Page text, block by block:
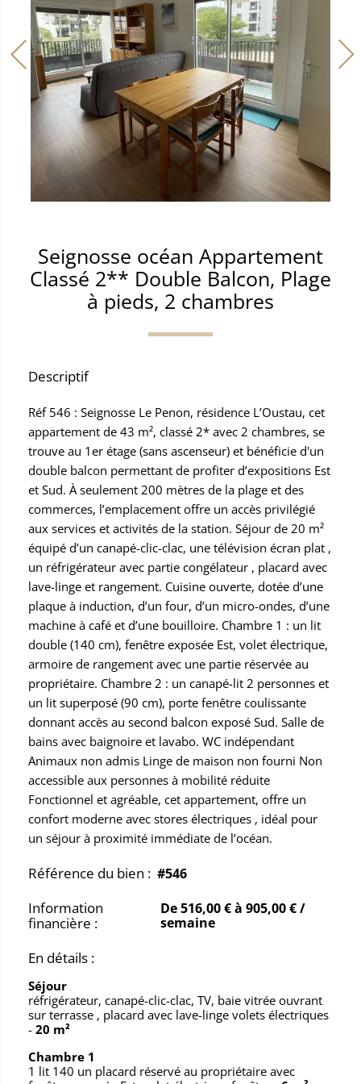
Seignosse océan Appartement
Classé 2** Double Balcon, Plage
à pieds, 2 chambres
Descriptif
Réf 546 : Seignosse Le Penon, résidence L’Oustau, cet
appartement de 43 m², classé 2* avec 2 chambres, se
trouve au 1er étage (sans ascenseur) et bénéficie d'un
double balcon permettant de profiter d’expositions Est
et Sud. À seulement 200 mètres de la plage et des
commerces, l’emplacement offre un accès privilégié
aux services et activités de la station. Séjour de 20 m²
équipé d’un canapé-clic-clac, une télévision écran plat ,
un réfrigérateur avec partie congélateur , placard avec
lave-linge et rangement. Cuisine ouverte, dotée d’une
plaque à induction, d’un four, d’un micro-ondes, d’une
machine à café et d’une bouilloire. Chambre 1 : un lit
double (140 cm), fenêtre exposée Est, volet électrique,
armoire de rangement avec une partie réservée au
propriétaire. Chambre 2 : un canapé-lit 2 personnes et
un lit superposé (90 cm), porte fenêtre coulissante
donnant accès au second balcon exposé Sud. Salle de
bains avec baignoire et lavabo. WC indépendant
Animaux non admis Linge de maison non fourni Non
accessible aux personnes à mobilité réduite
Fonctionnel et agréable, cet appartement, offre un
confort moderne avec stores électriques , idéal pour
un séjour à proximité immédiate de l’océan.
Référence du bien : #546
Information
financière :
De 516,00 € à 905,00 € /
semaine
En détails :
Séjour
réfrigérateur, canapé-clic-clac, TV, baie vitrée ouvrant
sur terrasse , placard avec lave-linge volets électriques
- 20 m²
Chambre 1
1 lit 140 un placard réservé au propriétaire avec